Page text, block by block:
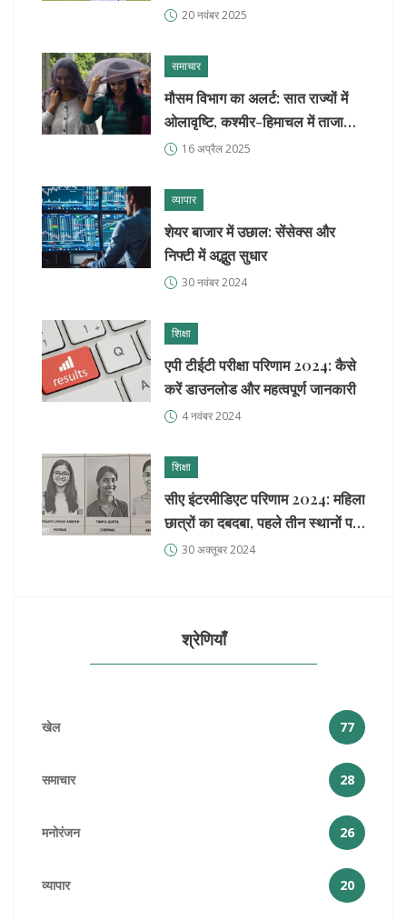
गिलक्रिस्ट का रिकॉर्ड तोड़ा
20 नवंबर 2025
समाचार
मौसम विभाग का अलर्ट: सात राज्यों में
ओलावृष्टि, कश्मीर-हिमाचल में ताजा
पश्चिमी विक्षोभ के चलते हिमपात
16 अप्रैल 2025
व्यापार
शेयर बाजार में उछाल: सेंसेक्स और
निफ्टी में अद्भुत सुधार
30 नवंबर 2024
शिक्षा
एपी टीईटी परीक्षा परिणाम 2024: कैसे
करें डाउनलोड और महत्वपूर्ण जानकारी
4 नवंबर 2024
शिक्षा
सीए इंटरमीडिएट परिणाम 2024: महिला
छात्रों का दबदबा, पहले तीन स्थानों पर
कब्जा30 अक्तूबर 2024
श्रेणियाँ
खेल 77
समाचार 28
मनोरंजन 26
व्यापार 20